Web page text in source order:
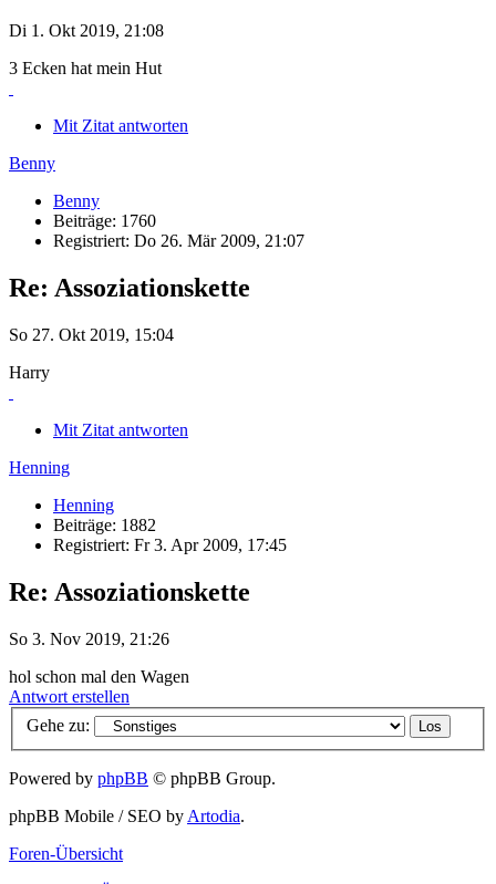
Di 1. Okt 2019, 21:08
3 Ecken hat mein Hut
Mit Zitat antworten
Benny
Benny
Beiträge: 1760
Registriert: Do 26. Mär 2009, 21:07
Re: Assoziationskette
So 27. Okt 2019, 15:04
Harry
Mit Zitat antworten
Henning
Henning
Beiträge: 1882
Registriert: Fr 3. Apr 2009, 17:45
Re: Assoziationskette
So 3. Nov 2019, 21:26
hol schon mal den Wagen
Antwort erstellen
Gehe zu:
Powered by phpBB © phpBB Group.
phpBB Mobile / SEO by Artodia.
Foren-Übersicht